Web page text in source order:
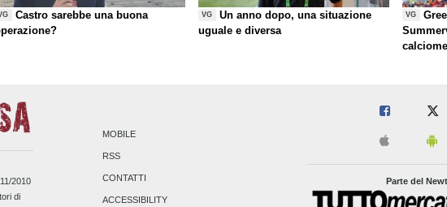
Castro sarebbe una buona
VG
Un anno dopo, una situazione
uguale e diversa
VG
2010
di
MOBILE
RSS
CONTATTI
ACCESSIBILITY
Parte del